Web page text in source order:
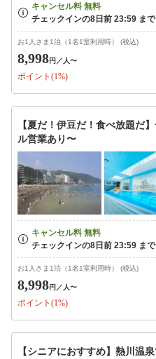
お1人さま1泊（1名1室利用時） (税込)
8,998円 ／人〜
ポイント(1%)
【夏だ！伊豆だ！食べ放題だ
ル営業あり〜
お1人さま1泊（1名1室利用時） (税込)
8,998円 ／人〜
ポイント(1%)
【シニアにおすすめ】熱川温